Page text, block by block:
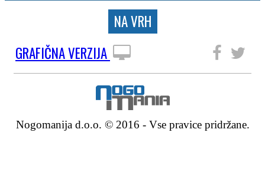
NA VRH
GRAFIČNA VERZIJA
Nogomanija d.o.o. © 2016 - Vse pravice pridržane.